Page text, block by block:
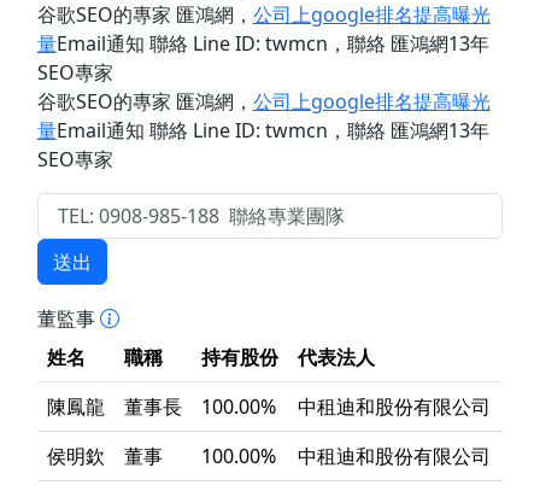
谷歌SEO的專家 匯鴻網 ， 公司上google排名提高曝光
量Email通知 聯絡 Line ID: twmcn ，聯絡 匯鴻網13年
SEO專家
谷歌SEO的專家 匯鴻網 ， 公司上google排名提高曝光
量Email通知 聯絡 Line ID: twmcn ，聯絡 匯鴻網13年
SEO專家
送出
董監事
姓名
職稱 持有股份
代表法人
陳鳳龍
董事長 100.00%
中租迪和股份有限公司
侯明欽
董事 100.00%
中租迪和股份有限公司